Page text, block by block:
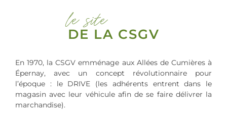
le site
DE LA CSGV
En 1970, la CSGV emménage aux Allées de Cumières à
Épernay, avec un concept révolutionnaire pour
l’époque : le DRIVE (les adhérents entrent dans le
magasin avec leur véhicule afin de se faire délivrer la
marchandise).